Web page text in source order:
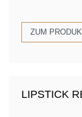
ZUM PRODUKT
LIPSTICK